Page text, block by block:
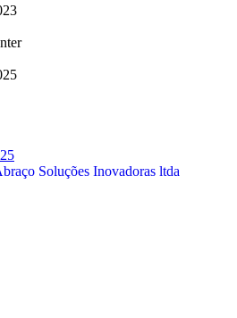
Soluções Inovadoras ltda